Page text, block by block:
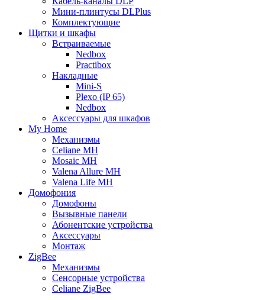
Мини-плинтусы DLPlus
Комплектующие
Щитки и шкафы
Встраиваемые
Nedbox
Practibox
Накладные
Mini-S
Plexo (IP 65)
Nedbox
Аксессуары для шкафов
My Home
Механизмы
Celiane MH
Mosaic MH
Valena Allure MH
Valena Life MH
Домофония
Домофоны
Вызывные панели
Абонентские устройства
Аксессуары
Монтаж
ZigBee
Механизмы
Сенсорные устройства
Celiane ZigBee